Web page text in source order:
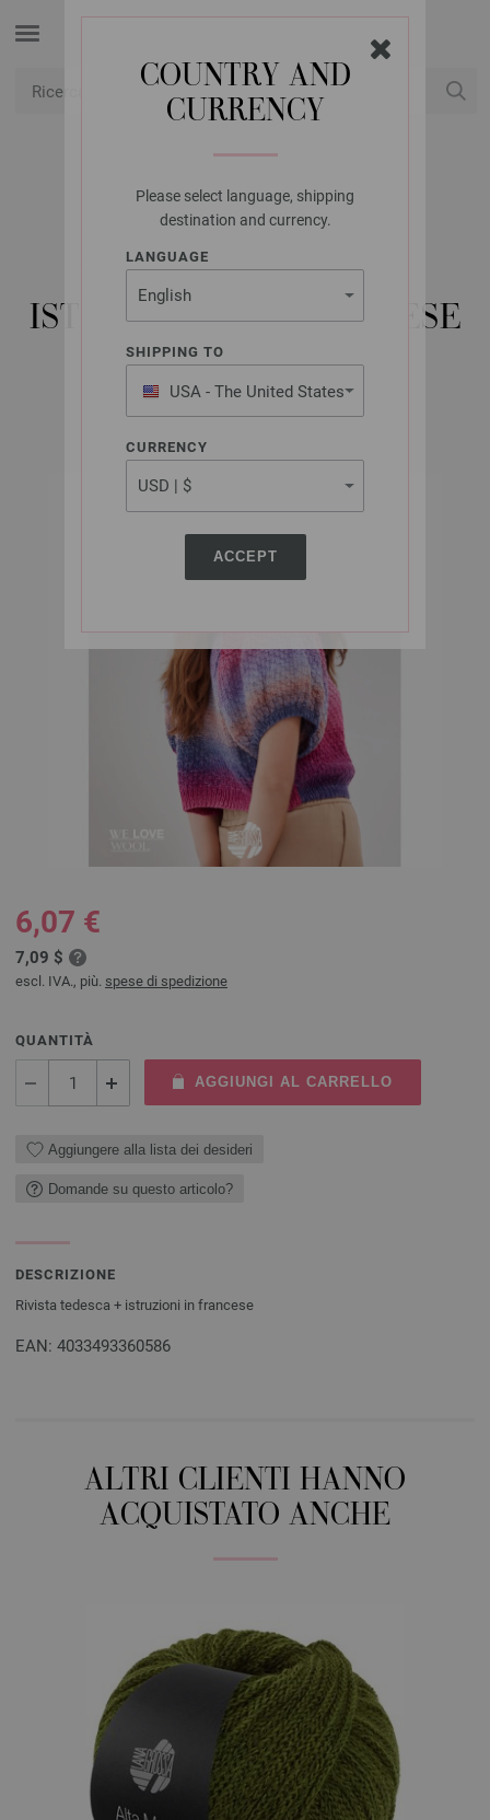
COUNTRY AND
CURRENCY
Please select language, shipping
destination and currency.
LANGUAGE
SHIPPING TO
USA - The United States
of America
CURRENCY
ACCEPT
LANA GROSSA
LOOKBOOK NO. 16 -
RIVISTA TEDESCA +
ISTRUZIONI IN FRANCESE
6,07 €
7,09 $
escl. IVA., più. spese di spedizione
QUANTITÀ
AGGIUNGI AL CARRELLO
Aggiungere alla lista dei desideri
Domande su questo articolo?
DESCRIZIONE
Rivista tedesca + istruzioni in francese
EAN: 4033493360586
ALTRI CLIENTI HANNO
ACQUISTATO ANCHE